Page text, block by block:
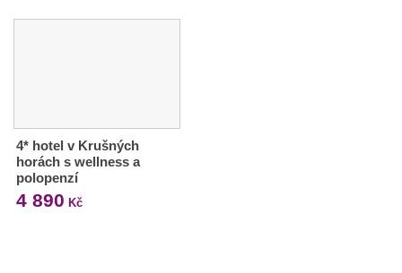
4* hotel v Krušných
horách s wellness a
polopenzí
4 890 Kč